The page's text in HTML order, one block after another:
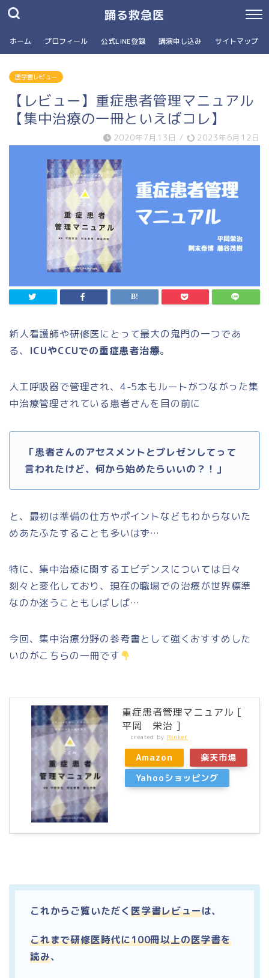
踊る救急医
ホーム プロフィール 公式LINE登録 講演申し込み サイトマップ
医学書レビュー
【レビュー】重症患者管理マニュアル
【集中治療の一冊といえばコレ】
2020年7月13日 / 2023年6月12日
新人看護師や研修医にとって最大の鬼門の一つであ
る、
ICUやCCUでの重症患者治療。
人工呼吸器で管理され、4-5本もルートがつながった集
中治療管理されている患者さんを目の前に
「患者さんのアセスメントとプレゼンしてって
言われたけど、何から始めたらいいの？！」
と、最初は準備の仕方やポイントなどもわからないた
めあたふたすることも多いはず…
特に、集中治療に関するエビデンスについては日々
刻々と変化しており、現在の職場での治療が世界標準
なのか迷うこともしばしば…
今回、集中治療分野の参考書として強くおすすめした
いのがこちらの一冊です
重症患者管理マニュアル [
平岡 栄治 ]
created by Rinker
Amazon
楽天市場
Yahooショッピング
これからご覧いただく 医学書レビューは、
これまで研修医時代に100冊以上の医学書を
読み、